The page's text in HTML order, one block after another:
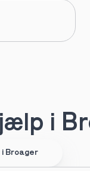
i
i Broager